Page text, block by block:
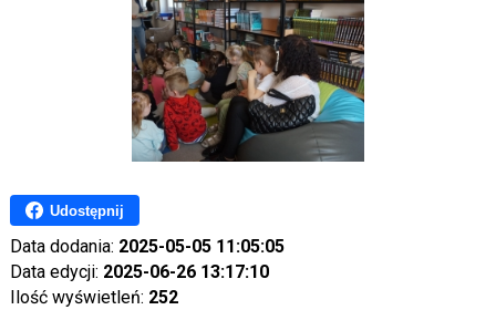
Udostępnij
Data dodania: 2025-05-05 11:05:05
Data edycji: 2025-06-26 13:17:10
Ilość wyświetleń: 252